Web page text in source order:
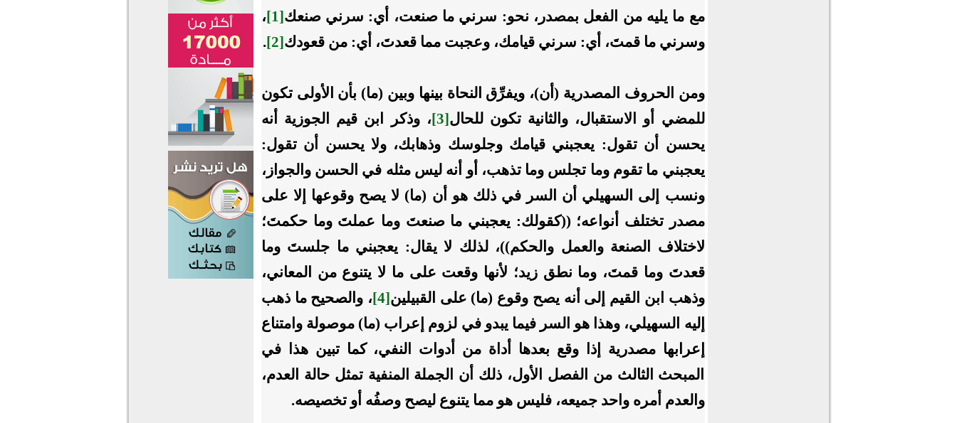
مع ما يليه من الفعل بمصدر، نحو: سرني ما صنعت، أي: سرني صنعك[1]
،
وسرني ما قمتَ، أي: سرني قيامك، وعجبت مما قعدتَ، أي: من قعودك[2]
.
ومن الحروف المصدرية (أن)، ويفرِّق النحاة بينها وبين (ما) بأن الأولى تكون
للمضي أو الاستقبال، والثانية تكون للحال[3]
، وذكر ابن قيم الجوزية أنه
يحسن أن تقول: يعجبني قيامك وجلوسك وذهابك، ولا يحسن أن تقول:
يعجبني ما تقوم وما تجلس وما تذهب، أو أنه ليس مثله في الحسن والجواز،
ونسب إلى السهيلي أن السر في ذلك هو أن (ما) لا يصح وقوعها إلا على
مصدر تختلف أنواعه؛ ((كقولك: يعجبني ما صنعتَ وما عملتَ وما حكمتَ؛
لاختلاف الصنعة والعمل والحكم))، لذلك لا يقال: يعجبني ما جلستَ وما
قعدتَ وما قمتَ، وما نطق زيد؛ لأنها وقعت على ما لا يتنوع من المعاني،
وذهب ابن القيم إلى أنه يصح وقوع (ما) على القبيلين[4]
، والصحيح ما ذهب
إليه السهيلي، وهذا هو السر فيما يبدو في لزوم إعراب (ما) موصولة وامتناع
إعرابها مصدرية إذا وقع بعدها أداة من أدوات النفي، كما تبين هذا في
المبحث الثالث من الفصل الأول، ذلك أن الجملة المنفية تمثل حالة العدم،
والعدم أمره واحد جميعه، فليس هو مما يتنوع ليصح وصفُه أو تخصيصه.